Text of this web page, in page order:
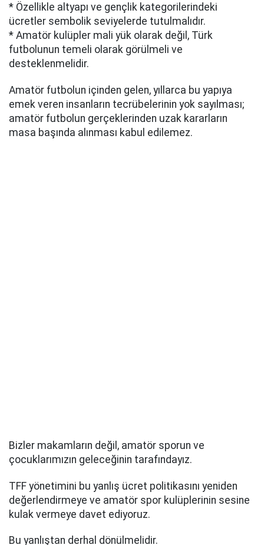
* Özellikle altyapı ve gençlik kategorilerindeki
ücretler sembolik seviyelerde tutulmalıdır.
* Amatör kulüpler mali yük olarak değil, Türk
futbolunun temeli olarak görülmeli ve
desteklenmelidir.
Amatör futbolun içinden gelen, yıllarca bu yapıya
emek veren insanların tecrübelerinin yok sayılması;
amatör futbolun gerçeklerinden uzak kararların
masa başında alınması kabul edilemez.
Bizler makamların değil, amatör sporun ve
çocuklarımızın geleceğinin tarafındayız.
TFF yönetimini bu yanlış ücret politikasını yeniden
değerlendirmeye ve amatör spor kulüplerinin sesine
kulak vermeye davet ediyoruz.
Bu yanlıştan derhal dönülmelidir.